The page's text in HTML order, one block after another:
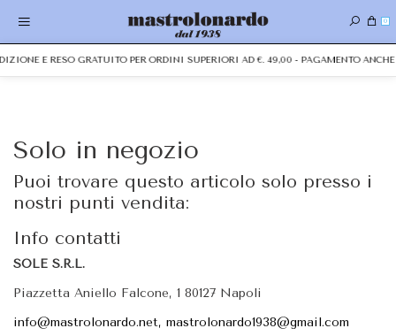
0
E RESO GRATUITO PER ORDINI SUPERIORI AD €. 49,00 - PAGAMENTO ANCHE
Solo in negozio
Puoi trovare questo articolo solo presso i
nostri punti vendita:
Info contatti
SOLE S.R.L.
Piazzetta Aniello Falcone, 1 80127 Napoli
info@mastrolonardo.net, mastrolonardo1938@gmail.com